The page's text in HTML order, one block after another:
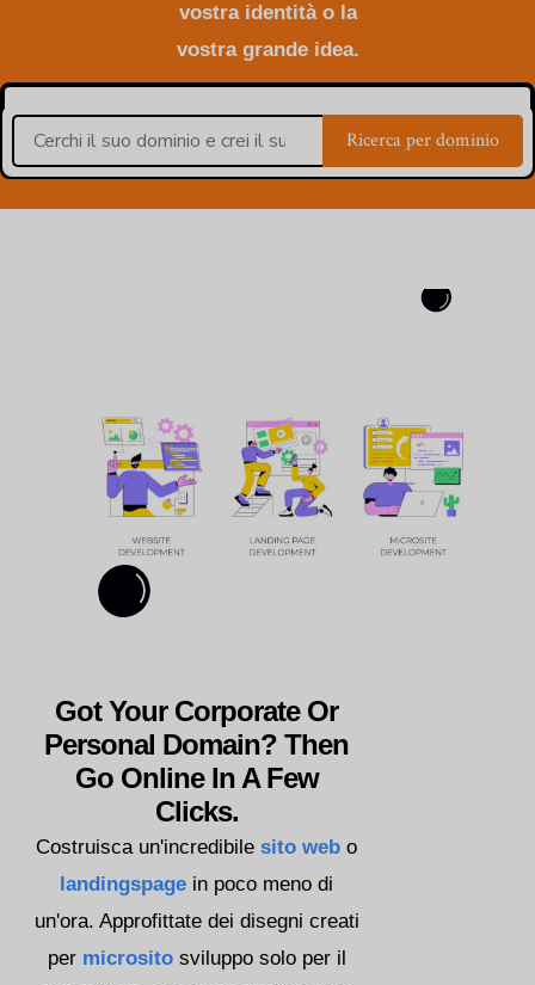
vostra identità o la
vostra grande idea.
Ricerca per dominio
Got Your Corporate Or
Personal Domain? Then
Go Online In A Few
Clicks.
Costruisca un'incredibilesito web o
landingspage in poco meno di
un'ora. Approfittate dei disegni creati
per micrositosviluppo solo per il